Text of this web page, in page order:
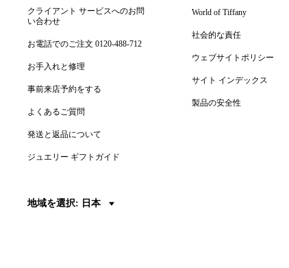
クライアント サービスへのお問
い合わせ
お電話でのご注文 0120-488-712
お手入れと修理
事前来店予約をする
よくあるご質問
発送と返品について
ジュエリー ギフトガイド
World of Tiffany
社会的な責任
ウェブサイトポリシー
サイト インデックス
製品の安全性
地域を選択: 日本